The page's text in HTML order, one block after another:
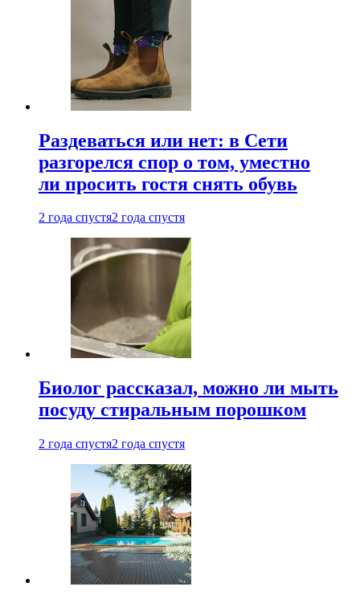
Раздеваться или нет: в Сети
разгорелся спор о том, уместно
ли просить гостя снять обувь
2 года спустя2 года спустя
Биолог рассказал, можно ли мыть
посуду стиральным порошком
2 года спустя2 года спустя